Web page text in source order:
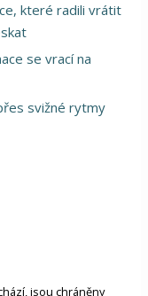
které radili vrátit
se vrací na
svižné rytmy
jsou chráněny